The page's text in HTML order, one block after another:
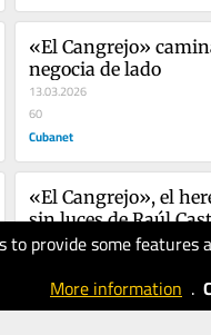
to provide some features
More information .
«El Cangrejo»
negocia de lado
13.03.2026
60
Cubanet
«El Cangrejo», el
sin luces de Raúl
hoy trata con Marco
20.02.2026
Cubanet